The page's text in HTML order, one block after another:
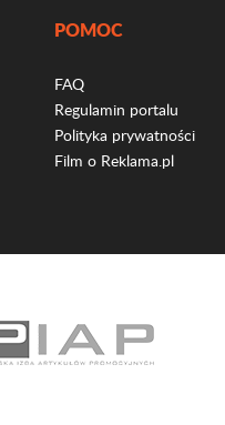
POMOC
FAQ
Regulamin portalu
Polityka prywatności
Film o Reklama.pl